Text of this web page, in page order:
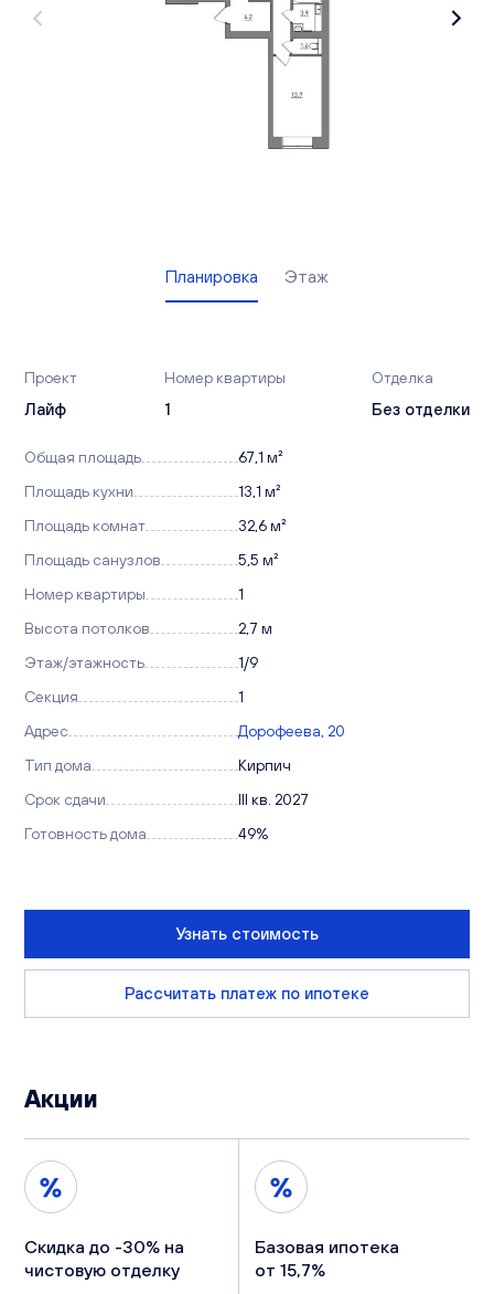
Вакансии
Офисы продаж
Планировка Этаж
Проект
Лайф
Номер квартиры
1
Отделка
Без отделки
Общая площадь
67,1 м²
Площадь кухни
13,1 м²
Площадь комнат
32,6 м²
Площадь санузлов
5,5 м²
Номер квартиры
1
Высота потолков
2,7 м
Этаж/этажность
1/9
Секция
1
Адрес
Дорофеева, 20
Тип дома
Кирпич
Срок сдачи
III кв. 2027
Готовность дома
49%
Узнать стоимость
Рассчитать платеж по ипотеке
Акции
Скидка до -30% на
чистовую отделку
Базовая ипотека
от 15,7%